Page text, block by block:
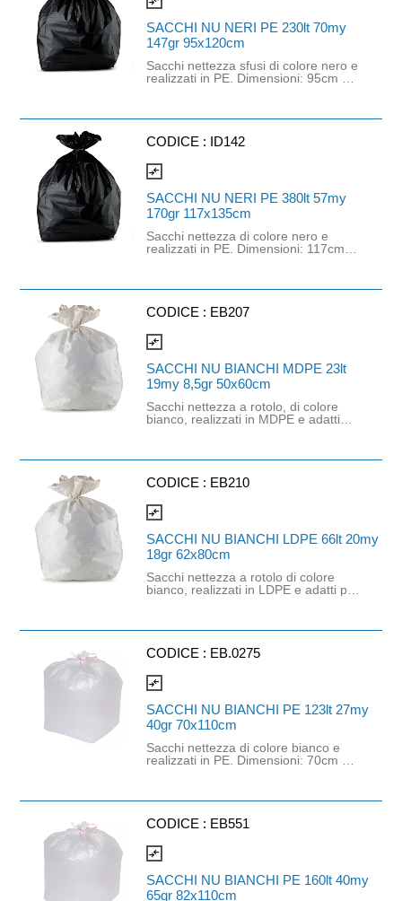
SACCHI NU NERI PE 230lt 70my
147gr 95x120cm
Sacchi nettezza sfusi di colore nero e
realizzati in PE. Dimensioni: 95cm x
CODICE : ID142
compare_arrows
SACCHI NU NERI PE 380lt 57my
170gr 117x135cm
Sacchi nettezza di colore nero e
realizzati in PE. Dimensioni: 117cm x
CODICE : EB207
compare_arrows
SACCHI NU BIANCHI MDPE 23lt
19my 8,5gr 50x60cm
Sacchi nettezza a rotolo, di colore
bianco, realizzati in MDPE e adatti
Capacità: 23lt. Grammatura: 8,5gr.
CODICE : EB210
compare_arrows
SACCHI NU BIANCHI LDPE 66lt 20my
18gr 62x80cm
Sacchi nettezza a rotolo di colore
bianco, realizzati in LDPE e adatti per
Capacità: 66lt. Grammatura: 18gr. Da
ADO0081.
CODICE : EB.0275
compare_arrows
SACCHI NU BIANCHI PE 123lt 27my
40gr 70x110cm
Sacchi nettezza di colore bianco e
realizzati in PE. Dimensioni: 70cm x
CODICE : EB551
compare_arrows
SACCHI NU BIANCHI PE 160lt 40my
65gr 82x110cm